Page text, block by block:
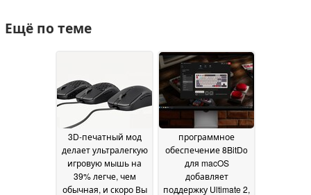
Ещё по теме
3D-печатный мод
делает ультралегкую
игровую мышь на
39% легче, чем
обычная, и скоро Вы
программное
обеспечение 8BitDo
для macOS
добавляет
поддержку Ultimate 2,